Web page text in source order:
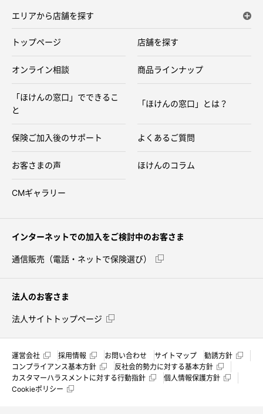
エリアから店舗を探す
トップページ 店舗を探す
オンライン相談 商品ラインナップ
「ほけんの窓口」でできるこ
と
「ほけんの窓口」とは？
保険ご加入後のサポート よくあるご質問
お客さまの声 ほけんのコラム
CMギャラリー
インターネットでの加入をご検討中のお客さま
通信販売（電話・ネットで保険選び）
法人のお客さま
法人サイトトップページ
運営会社 採用情報 お問い合わせ サイトマップ
勧誘方針
コンプライアンス基本方針
反社会的勢力に対する基本方針
カスタマーハラスメントに対する行動指針
個人情報保護方針
Cookieポリシー